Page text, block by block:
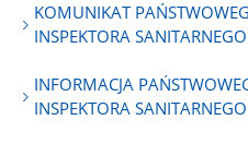
KOMUNIKAT
INSPEKTORA
INFORMACJA
INSPEKTORA SANITARNEGO